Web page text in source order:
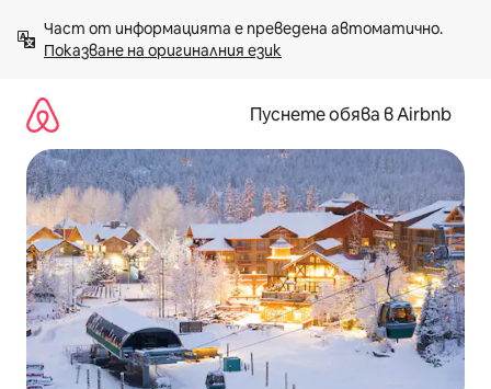
към
съдържанието
Показване на оригиналния език
Пуснете обява в Airbnb